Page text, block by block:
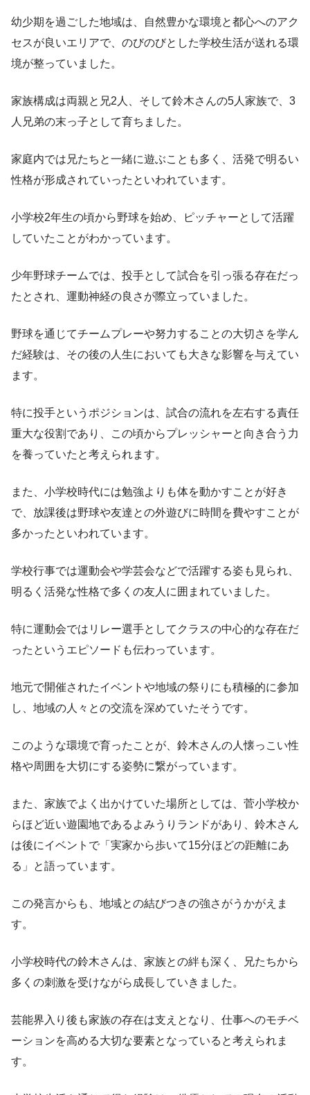
幼少期を過ごした地域は、自然豊かな環境と都心へのアク
セスが良いエリアで、のびのびとした学校生活が送れる環
境が整っていました。
家族構成は両親と兄2人、そして鈴木さんの5人家族で、3
人兄弟の末っ子として育ちました。
家庭内では兄たちと一緒に遊ぶことも多く、活発で明るい
性格が形成されていったといわれています。
小学校2年生の頃から野球を始め、ピッチャーとして活躍
していたことがわかっています。
少年野球チームでは、投手として試合を引っ張る存在だっ
たとされ、運動神経の良さが際立っていました。
野球を通じてチームプレーや努力することの大切さを学ん
だ経験は、その後の人生においても大きな影響を与えてい
ます。
特に投手というポジションは、試合の流れを左右する責任
重大な役割であり、この頃からプレッシャーと向き合う力
を養っていたと考えられます。
また、小学校時代には勉強よりも体を動かすことが好き
で、放課後は野球や友達との外遊びに時間を費やすことが
多かったといわれています。
学校行事では運動会や学芸会などで活躍する姿も見られ、
明るく活発な性格で多くの友人に囲まれていました。
特に運動会ではリレー選手としてクラスの中心的な存在だ
ったというエピソードも伝わっています。
地元で開催されたイベントや地域の祭りにも積極的に参加
し、地域の人々との交流を深めていたそうです。
このような環境で育ったことが、鈴木さんの人懐っこい性
格や周囲を大切にする姿勢に繋がっています。
また、家族でよく出かけていた場所としては、菅小学校か
らほど近い遊園地であるよみうりランドがあり、鈴木さん
は後にイベントで「実家から歩いて15分ほどの距離にあ
る」と語っています。
この発言からも、地域との結びつきの強さがうかがえま
す。
小学校時代の鈴木さんは、家族との絆も深く、兄たちから
多くの刺激を受けながら成長していきました。
芸能界入り後も家族の存在は支えとなり、仕事へのモチベ
ーションを高める大切な要素となっていると考えられま
す。